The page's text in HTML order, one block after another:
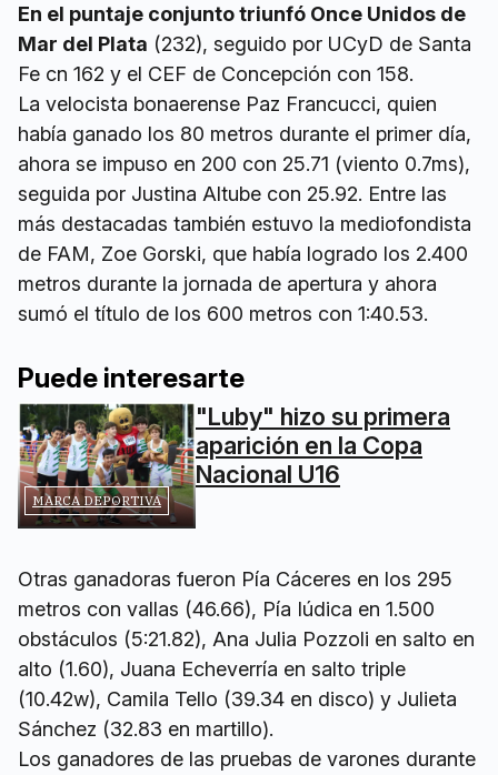
En el puntaje conjunto triunfó Once Unidos de
Mar del Plata (232), seguido por UCyD de Santa
Fe cn 162 y el CEF de Concepción con 158.
La velocista bonaerense Paz Francucci, quien
había ganado los 80 metros durante el primer día,
ahora se impuso en 200 con 25.71 (viento 0.7ms),
seguida por Justina Altube con 25.92. Entre las
más destacadas también estuvo la mediofondista
de FAM, Zoe Gorski, que había logrado los 2.400
metros durante la jornada de apertura y ahora
sumó el título de los 600 metros con 1:40.53.
Puede interesarte
MARCA DEPORTIVA
"Luby" hizo su primera
aparición en la Copa
Nacional U16
Otras ganadoras fueron Pía Cáceres en los 295
metros con vallas (46.66), Pía Iúdica en 1.500
obstáculos (5:21.82), Ana Julia Pozzoli en salto en
alto (1.60), Juana Echeverría en salto triple
(10.42w), Camila Tello (39.34 en disco) y Julieta
Sánchez (32.83 en martillo).
Los ganadores de las pruebas de varones durante